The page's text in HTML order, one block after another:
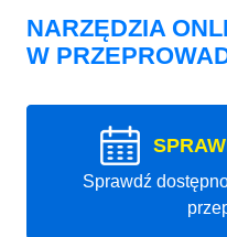
NARZĘDZIA
W
Sprawdź